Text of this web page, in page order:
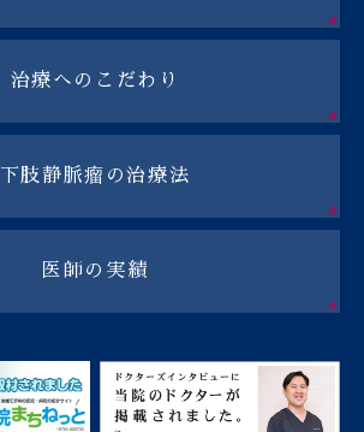
治療へのこだわり
下肢静脈瘤の治療法
医師の実績